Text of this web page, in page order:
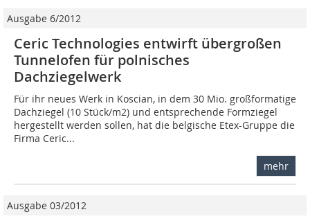
Ausgabe 6/2012
Ceric Technologies entwirft übergroßen
Tunnelofen für polnisches
Dachziegelwerk
Für ihr neues Werk in Koscian, in dem 30 Mio. großformatige
Dachziegel (10 Stück/m2) und entsprechende Formziegel
hergestellt werden sollen, hat die belgische Etex-Gruppe die
Firma Ceric...
mehr
Ausgabe 03/2012